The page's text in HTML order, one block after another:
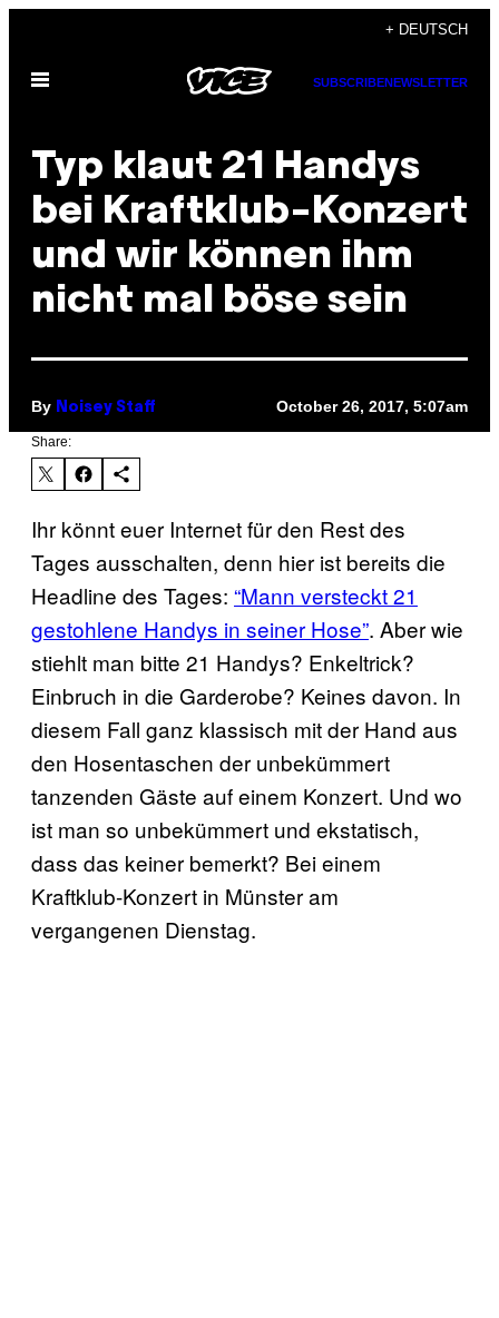
content
+ DEUTSCH
Open
SUBSCRIBENEWSLETTER
Typ klaut 21 Handys
bei Kraftklub-Konzert
und wir können ihm
nicht mal böse sein
By Noisey Staff October 26, 2017, 5:07am
Share:
Ihr könnt euer Internet für den Rest des
Tages ausschalten, denn hier ist bereits die
Headline des Tages: “Mann versteckt 21
gestohlene Handys in seiner Hose”. Aber wie
stiehlt man bitte 21 Handys? Enkeltrick?
Einbruch in die Garderobe? Keines davon. In
diesem Fall ganz klassisch mit der Hand aus
den Hosentaschen der unbekümmert
tanzenden Gäste auf einem Konzert. Und wo
ist man so unbekümmert und ekstatisch,
dass das keiner bemerkt? Bei einem
Kraftklub-Konzert in Münster am
vergangenen Dienstag.